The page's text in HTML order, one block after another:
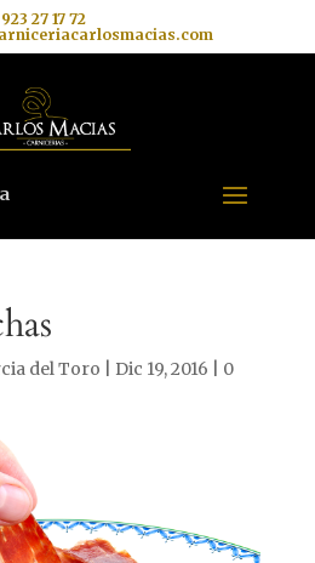
923 27 17 72
del Toro Dic 19, 2016
0